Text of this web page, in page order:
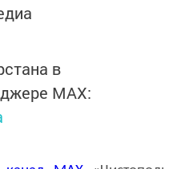
в
MАХ: